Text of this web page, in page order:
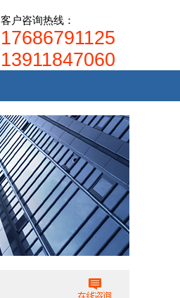
客户咨询热线：
17686791125
13911847060